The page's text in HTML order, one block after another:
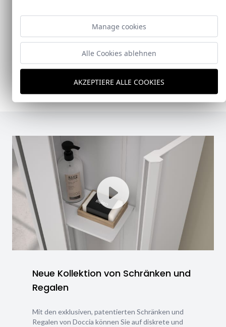
Doccia presenta un conjunto que combina
para ofrecer una solución práctica, resistente y
Ver Doccia Shelf System
Neue Kollektion von Schränken und
Regalen
Mit den exklusiven, patentierten Schränken und
Regalen von Doccia können Sie auf diskrete und
Manage cookies
Alle Cookies ablehnen
AKZEPTIERE ALLE COOKIES